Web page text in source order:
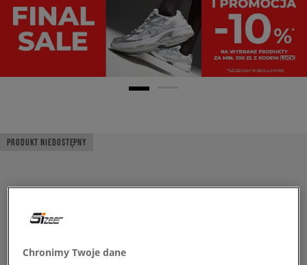
PRODUKT NIEDOSTĘPNY
Chronimy Twoje dane